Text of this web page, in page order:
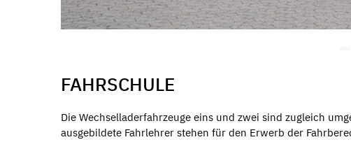
FAHRSCHULE
Die Wechselladerfahrzeuge eins und zwei sind zugleich
ausgebildete Fahrlehrer stehen für den Erwerb der